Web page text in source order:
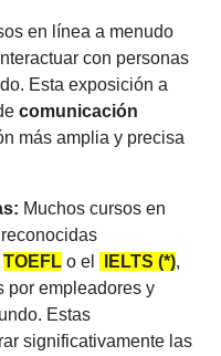
en línea a menudo
con personas
Esta exposición a
comunicación
más amplia y precisa
Muchos cursos en
TOEFL o el IELTS (*),
por empleadores y
Estas
significativamente las